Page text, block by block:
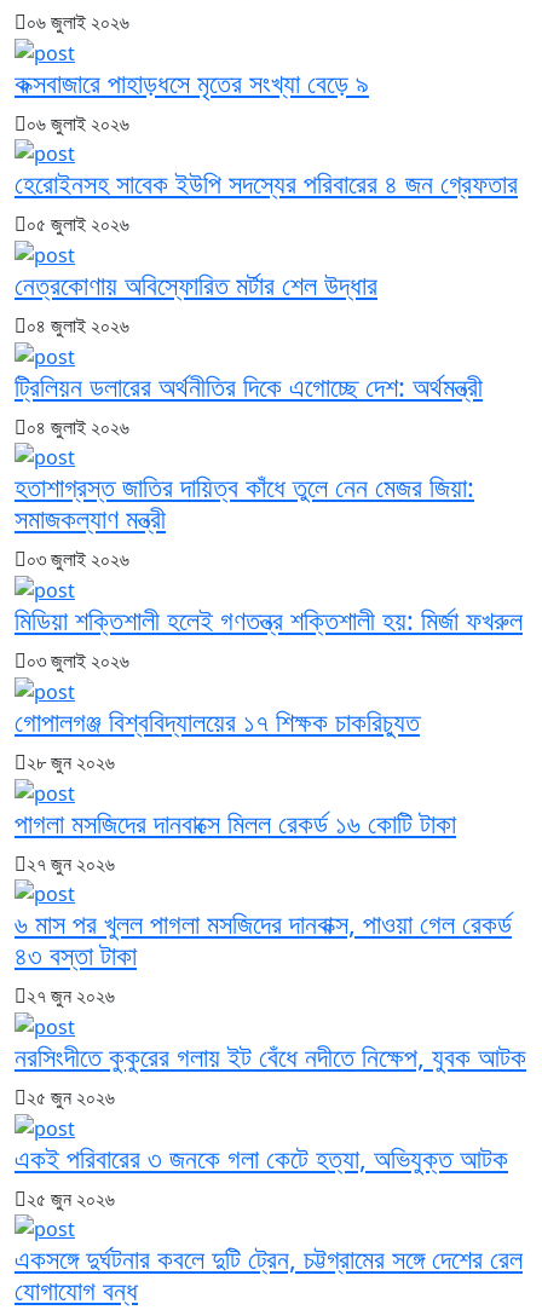
০৬ জুলাই ২০২৬
কক্সবাজারে পাহাড়ধসে মৃতের সংখ্যা বেড়ে ৯
০৬ জুলাই ২০২৬
হেরোইনসহ সাবেক ইউপি সদস্যের পরিবারের ৪ জন গ্রেফতার
০৫ জুলাই ২০২৬
নেত্রকোণায় অবিস্ফোরিত মর্টার শেল উদ্ধার
০৪ জুলাই ২০২৬
ট্রিলিয়ন ডলারের অর্থনীতির দিকে এগোচ্ছে দেশ: অর্থমন্ত্রী
০৪ জুলাই ২০২৬
হতাশাগ্রস্ত জাতির দায়িত্ব কাঁধে তুলে নেন মেজর জিয়া:
সমাজকল্যাণ মন্ত্রী
০৩ জুলাই ২০২৬
মিডিয়া শক্তিশালী হলেই গণতন্ত্র শক্তিশালী হয়: মির্জা ফখরুল
০৩ জুলাই ২০২৬
গোপালগঞ্জ বিশ্ববিদ্যালয়ের ১৭ শিক্ষক চাকরিচ্যুত
২৮ জুন ২০২৬
পাগলা মসজিদের দানবাক্সে মিলল রেকর্ড ১৬ কোটি টাকা
২৭ জুন ২০২৬
৬ মাস পর খুলল পাগলা মসজিদের দানবাক্স, পাওয়া গেল রেকর্ড
৪৩ বস্তা টাকা
২৭ জুন ২০২৬
নরসিংদীতে কুকুরের গলায় ইট বেঁধে নদীতে নিক্ষেপ, যুবক আটক
২৫ জুন ২০২৬
একই পরিবারের ৩ জনকে গলা কেটে হত্যা, অভিযুক্ত আটক
২৫ জুন ২০২৬
একসঙ্গে দুর্ঘটনার কবলে দুটি ট্রেন, চট্টগ্রামের সঙ্গে দেশের রেল
যোগাযোগ বন্ধ